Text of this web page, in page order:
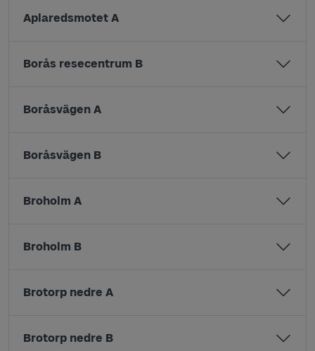
Aplaredsmotet A
Borås resecentrum B
Boråsvägen A
Boråsvägen B
Broholm A
Broholm B
Brotorp nedre A
Brotorp nedre B